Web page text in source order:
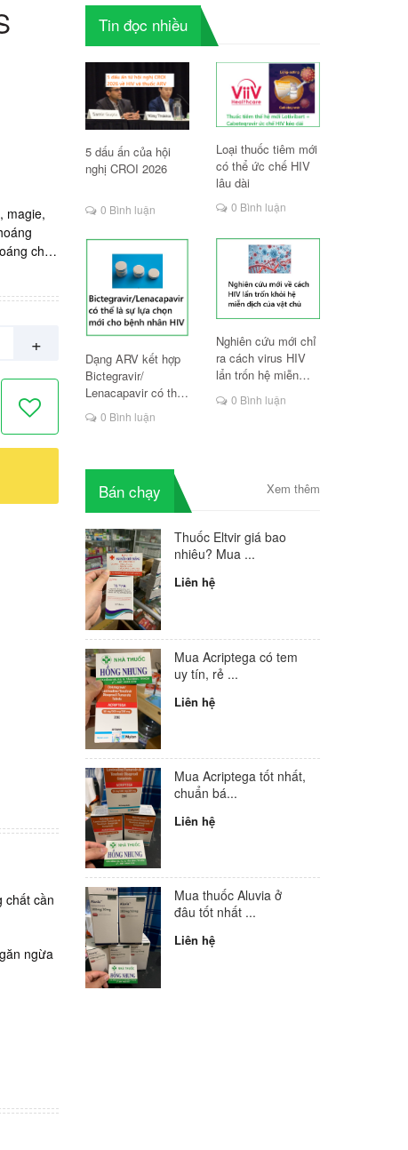
magie,
chất
+
chất cần
ngừa
Tin đọc nhiều
5 dấu ấn của hội
nghị CROI 2026
0 Bình luận
Loại thuốc tiêm mới
có thể ức chế HIV
lâu dài
0 Bình luận
Dạng ARV kết hợp
Bictegravir/
Lenacapavir có thể
là lựa chọn mới cho
người HIV
0 Bình luận
Nghiên cứu mới chỉ
ra cách virus HIV
lẩn trốn hệ miễn
0 Bình luận
Bán chạy Xem thêm
Thuốc Eltvir giá bao
nhiêu? Mua ...
Liên hệ
Mua Acriptega có tem
uy tín, rẻ ...
Liên hệ
Mua Acriptega tốt nhất,
chuẩn bá...
Liên hệ
Mua thuốc Aluvia ở
đâu tốt nhất ...
Liên hệ